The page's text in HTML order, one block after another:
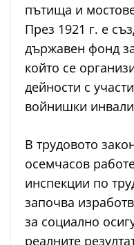
пътища и
През 1921 г. е
държавен фонд
който се
дейности с
войнишки
В трудовото
осемчасов
инспекции по
започва
за социално
реалните